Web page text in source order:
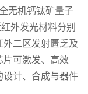
无机钙钛矿量子
外发光材料分别
二区发射匮乏及
片可激发、高效
设计、合成与器件